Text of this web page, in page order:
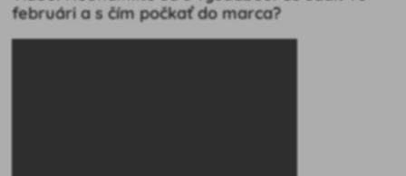
februári a s čím počkať do marca?